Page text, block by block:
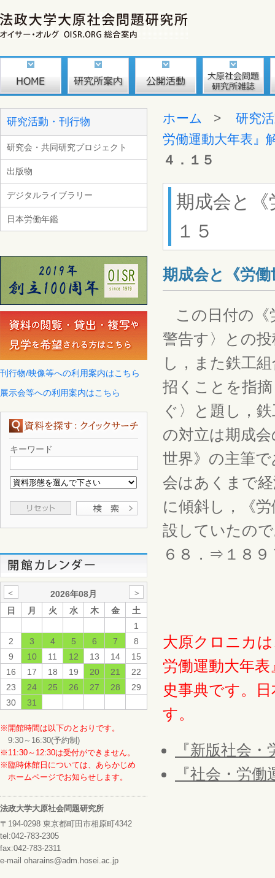
研究活動・刊行物
研究会・共同研究プロジェクト
出版物
デジタルライブラリー
日本労働年鑑
刊行物/映像等への利用案内はこちら
展示会等への利用案内はこちら
キーワード
＜ 2026年08月
＞
日
月 火 水 木 金
土
1
2
3 4 5 6 7
8
9
10 11 12 13 14
15
16
17 18 19 20 21
22
23
24 25 26 27 28
29
30
31
※開館時間は以下のとおりです。
9:30～16:30(予約制)
※11:30～12:30は受付ができません。
※臨時休館日については、あらかじめ
ホームページでお知らせします。
法政大学大原社会問題研究所
〒194-0298 東京都町田市相原町4342
tel:042-783-2305
fax:042-783-2311
e-mail oharains@adm.hosei.ac.jp
ホーム > 研究
労働運動大年表』
４．１５
期成会と《
１５
期成会と《労
この日付の《
警告す〉との
し，また鉄工
招くことを指
ぐ〉と題し，
の対立は期成
世界》の主筆
会はあくまで
に傾斜し，《
設していたの
６８．⇒１８９
大原クロニカ
労働運動大年
史事典です。
す。
『新版社会
『社会・労